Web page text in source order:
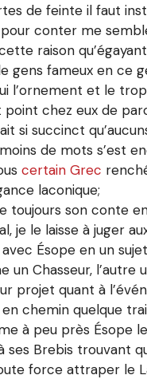
de feinte il faut
conter me
raison
gens fameux en ce
l’ornement et le trop
point chez eux de
si succinct
de mots s’est
certain Grec
laconique;
toujours son conte
je le laisse à juger
Ésope en un
un Chasseur, l’autre
projet quant à
chemin quelque
à peu près Ésope
ses Brebis trouvant
force attraper le